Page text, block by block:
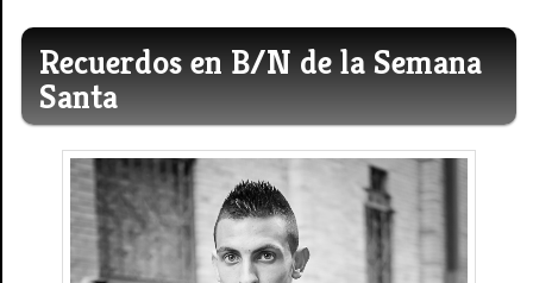
Recuerdos en B/N de la Semana
Santa